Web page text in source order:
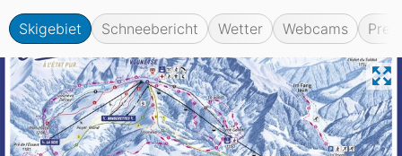
Skigebiet Schneebericht Wetter Webcams